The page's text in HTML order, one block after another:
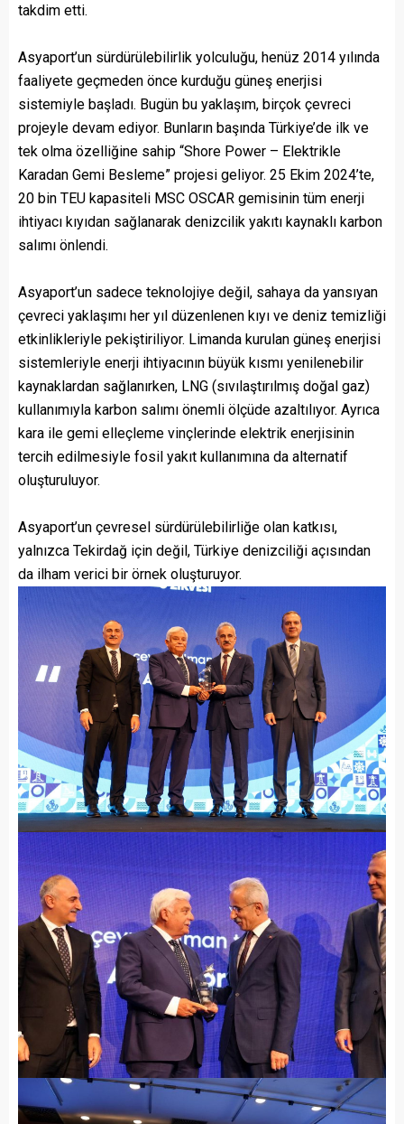
takdim etti.
Asyaport’un sürdürülebilirlik yolculuğu, henüz 2014 yılında
faaliyete geçmeden önce kurduğu güneş enerjisi
sistemiyle başladı. Bugün bu yaklaşım, birçok çevreci
projeyle devam ediyor. Bunların başında Türkiye’de ilk ve
tek olma özelliğine sahip “Shore Power – Elektrikle
Karadan Gemi Besleme” projesi geliyor. 25 Ekim 2024’te,
20 bin TEU kapasiteli MSC OSCAR gemisinin tüm enerji
ihtiyacı kıyıdan sağlanarak denizcilik yakıtı kaynaklı karbon
salımı önlendi.
Asyaport’un sadece teknolojiye değil, sahaya da yansıyan
çevreci yaklaşımı her yıl düzenlenen kıyı ve deniz temizliği
etkinlikleriyle pekiştiriliyor. Limanda kurulan güneş enerjisi
sistemleriyle enerji ihtiyacının büyük kısmı yenilenebilir
kaynaklardan sağlanırken, LNG (sıvılaştırılmış doğal gaz)
kullanımıyla karbon salımı önemli ölçüde azaltılıyor. Ayrıca
kara ile gemi elleçleme vinçlerinde elektrik enerjisinin
tercih edilmesiyle fosil yakıt kullanımına da alternatif
oluşturuluyor.
Asyaport’un çevresel sürdürülebilirliğe olan katkısı,
yalnızca Tekirdağ için değil, Türkiye denizciliği açısından
da ilham verici bir örnek oluşturuyor.